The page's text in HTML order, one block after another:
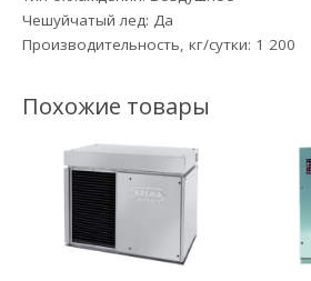
Чешуйчатый лед: Да
Производительность, кг/сутки: 1 200
Похожие товары